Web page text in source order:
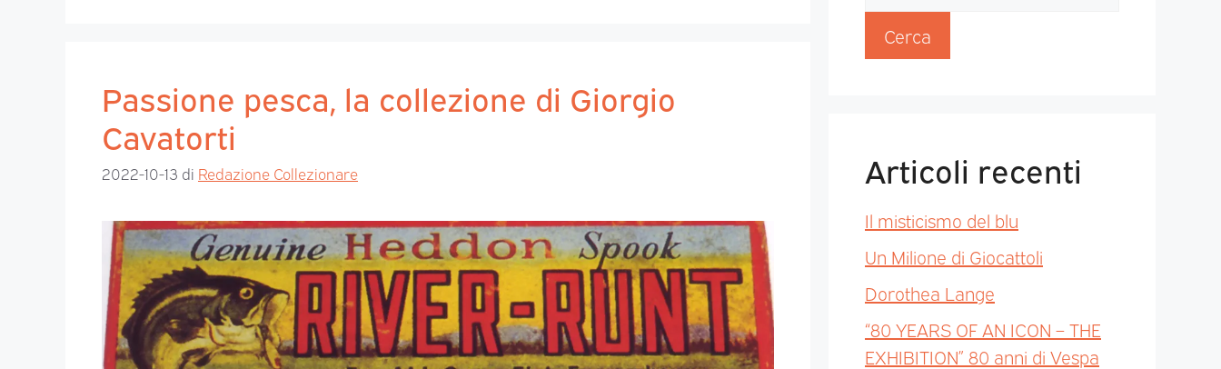
Passione pesca, la collezione di Giorgio
Cavatorti
2022-10-13 di Redazione Collezionare
Cerca
Articoli recenti
Il misticismo del blu
Un Milione di Giocattoli
Dorothea Lange
“80 YEARS OF AN ICON – THE
EXHIBITION” 80 anni di Vespa